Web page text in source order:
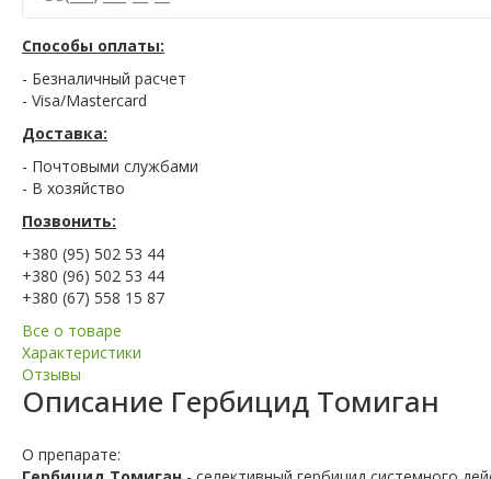
Способы оплаты:
- Безналичный расчет
- Visa/Mastercard
Доставка:
- Почтовыми службами
- В хозяйство
Позвонить:
+380 (95) 502 53 44
+380 (96) 502 53 44
+380 (67) 558 15 87
Все о товаре
Характеристики
Отзывы
Описание Гербицид Томиган
О препарате: